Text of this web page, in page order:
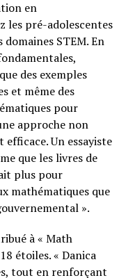
en
les pré-adolescentes
STEM. En
des exemples
et même des
pour
approche non
Un essayiste
que les livres de
plus pour
mathématiques que
».
à « Math
étoiles. « Danica
tout en renforçant